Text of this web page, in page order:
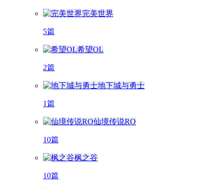
完美世界
5篇
希望OL
2篇
地下城与勇士
1篇
仙境传说RO
10篇
枫之谷
10篇